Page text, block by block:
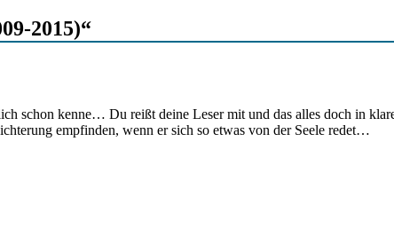
2015)“
schon kenne… Du reißt deine Leser mit und das alles doch in
empfinden, wenn er sich so etwas von der Seele redet…